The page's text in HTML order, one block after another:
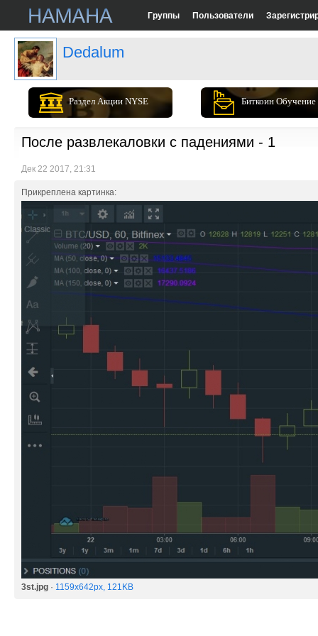
Группы Пользователи
Dedalum
Раздел Акции NYSE Биткоин Обучение
После развлекаловки с падениями - 1
Дек 22 2017, 21:31
Прикреплена картинка:
3st.jpg · 1159x642px, 121KB